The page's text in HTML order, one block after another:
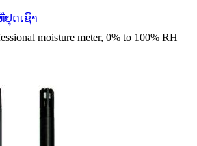
ດເຊົາ
moisture meter, 0% to 100% RH